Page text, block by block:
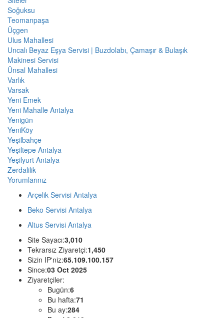
Soğuksu
Teomanpaşa
Üçgen
Ulus Mahallesi
Uncalı Beyaz Eşya Servisi | Buzdolabı, Çamaşır & Bulaşık
Makinesi Servisi
Ünsal Mahallesi
Varlık
Varsak
Yeni Emek
Yeni Mahalle Antalya
Yenigün
YeniKöy
Yeşilbahçe
Yeşiltepe Antalya
Yeşilyurt Antalya
Zerdalilik
Yorumlarınız
Arçelik Servisi Antalya
Beko Servisi Antalya
Altus Servisi Antalya
Site Sayacı:3,010
Tekrarsız Ziyaretçi:1,450
Sizin IP'niz:65.109.100.157
Since:03 Oct 2025
Ziyaretçiler:
Bugün:6
Bu hafta:71
Bu ay:284